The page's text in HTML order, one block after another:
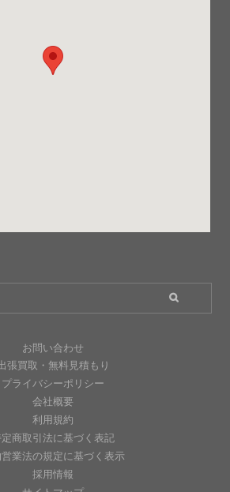
お問い合わせ
張買取・無料見積もり
プライバシーポリシー
会社概要
利用規約
商取引法に基づく表記
業法の規定に基づく表示
採用情報